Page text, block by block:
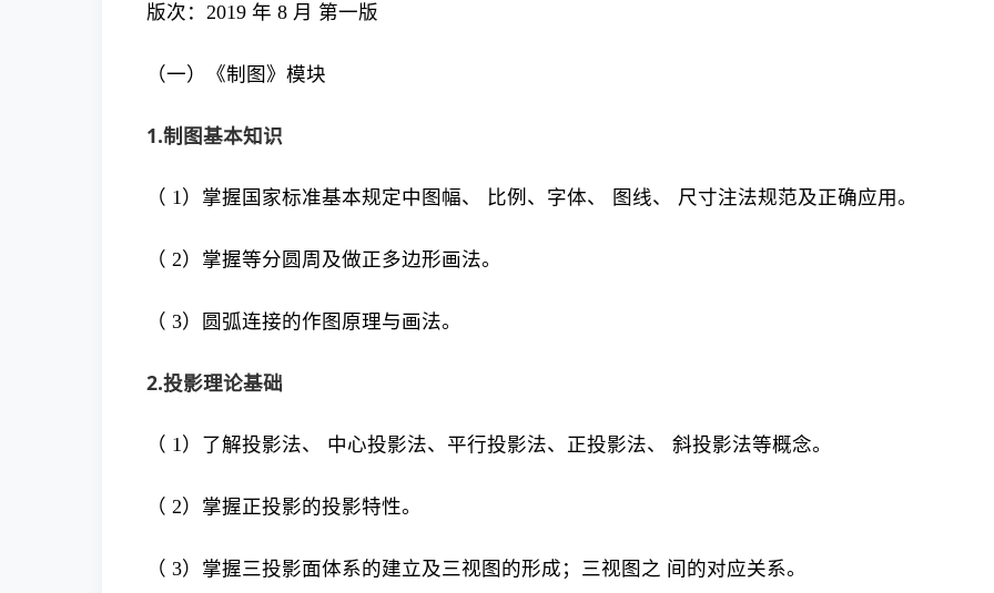
版次：2019 年 8 月 第一版
（一）《制图》模块
1.制图基本知识
（ 1）掌握国家标准基本规定中图幅、 比例、字体、 图线、 尺寸注法规范及正确应用。
（ 2）掌握等分圆周及做正多边形画法。
（ 3）圆弧连接的作图原理与画法。
2.投影理论基础
（ 1）了解投影法、 中心投影法、平行投影法、正投影法、 斜投影法等概念。
（ 2）掌握正投影的投影特性。
（ 3）掌握三投影面体系的建立及三视图的形成；三视图之 间的对应关系。